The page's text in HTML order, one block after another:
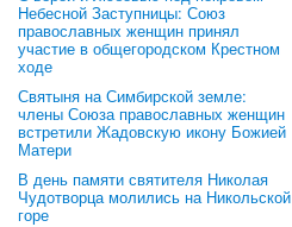
Небесной Заступницы: Союз
православных женщин принял
участие в общегородском Крестном
ходе
Святыня на Симбирской земле:
члены Союза православных женщин
встретили Жадовскую икону Божией
Матери
В день памяти святителя Николая
Чудотворца молились на Никольской
горе